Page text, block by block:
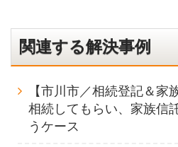
関連する解決事例
【市川市／相続登記＆家
相続してもらい、家族信
うケース